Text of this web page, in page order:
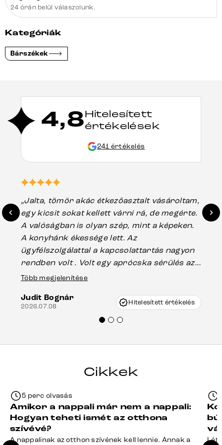
24 órán belül válaszolunk.
Kategóriák
Bárszékek
4,8Hitelesített
értékelések
241 értékelés
„Jalta, tömör akác étkezőasztalt vásároltam,
egy kicsit sokat kellett várni rá, de megérte.
A valóságban is olyan szép, mint a képeken.
A konyhánk ékessége lett. Az
ügyfélszolgálattal a kapcsolattartás nagyon
rendben volt . Volt egy aprócska sérülés az
asztal talpánál, ami szállításkor
nagyon korrekten jártak el az ügyemben.
Mindenkinek ajánlani tudom a Delife
Több megjelenítése
Judit Bognár
2026.07.08 Hitelesített értékelés
Cikkek
5 perc olvasás
Amikor a nappali már nem a nappali:
Hogyan teheti ismét az otthona
szívévé?
A nappalinak az otthon szívének kell lennie. Annak a